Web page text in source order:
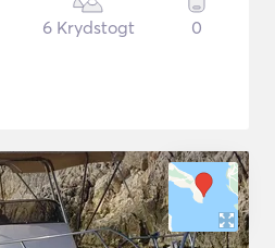
6 Krydstogt 0